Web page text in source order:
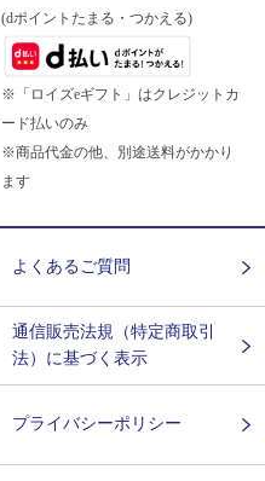
(dポイントたまる・つかえる)
※「ロイズeギフト」はクレジットカ
ード払いのみ
※商品代金の他、別途送料がかかり
ます
よくあるご質問
通信販売法規（特定商取引
法）に基づく表示
プライバシーポリシー